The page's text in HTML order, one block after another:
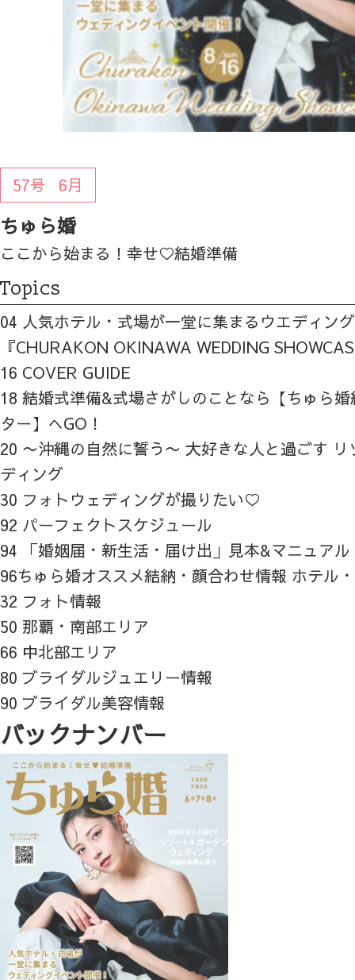
57号 6月
ちゅら婚
ここから始まる！幸せ♡結婚準備
Topics
04 人気ホテル・式場が一堂に集まるウエディン
『CHURAKON OKINAWA WEDDING
16 COVER GUIDE
18 結婚式準備&式場さがしのことなら【ちゅら
ター】へGO！
20 〜沖縄の自然に誓う〜 大好きな人と過ごす
ディング
30 フォトウェディングが撮りたい♡
92 パーフェクトスケジュール
94 「婚姻届・新生活・届け出」見本&マニュアル
96ちゅら婚オススメ結納・顔合わせ情報 ホテル
32 フォト情報
50 那覇・南部エリア
66 中北部エリア
80 ブライダルジュエリー情報
90 ブライダル美容情報
バックナンバー